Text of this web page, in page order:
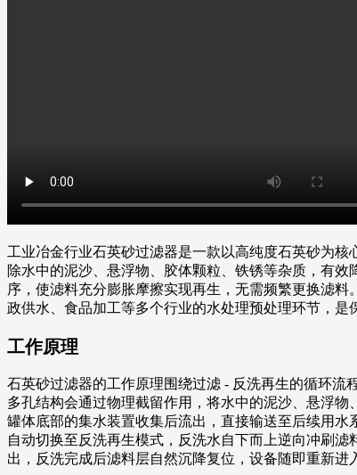
工业冶金行业石英砂过滤器是一款以高纯度石英砂为
除水中的泥沙、悬浮物、胶体颗粒、铁锈等杂质，有
序，使滤料充分膨胀摩擦实现再生，无需频繁更换滤料。
政供水、食品加工等多个行业的水处理预处理环节，是
工作原理
石英砂过滤器的工作原理围绕过滤 - 反洗再生的循环
多孔结构会通过物理截留作用，将水中的泥沙、悬浮
罐体底部的集水装置收集后流出，直接输送至后续用
自动切换至反洗再生模式，反洗水自下而上逆向冲刷
出，反洗完成后滤料层自然沉降复位，设备随即重新进